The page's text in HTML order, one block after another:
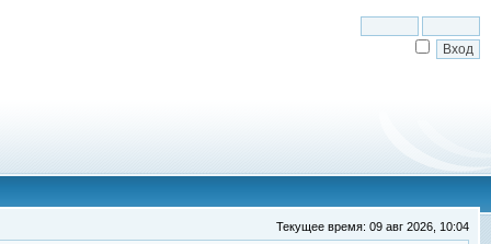
Текущее время: 09 авг 2026, 10:04